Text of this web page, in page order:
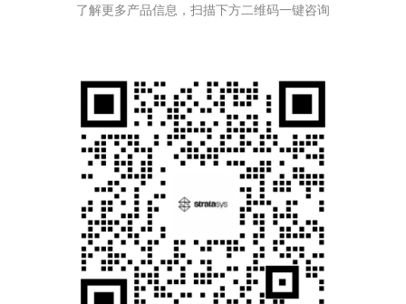
了解更多产品信息，扫描下方二维码一键咨询